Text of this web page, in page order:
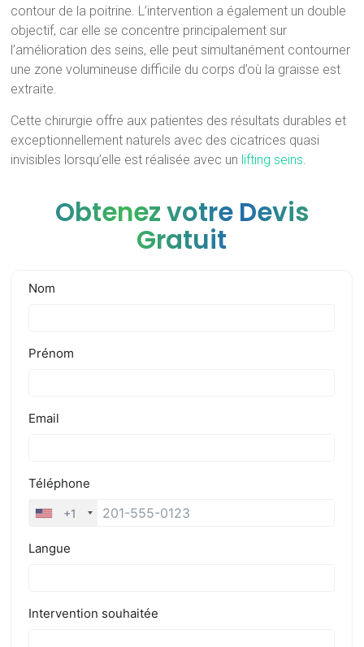
contour de la poitrine. L’intervention a également un double
objectif, car elle se concentre principalement sur
l’amélioration des seins, elle peut simultanément contourner
une zone volumineuse difficile du corps d’où la graisse est
extraite.
Cette chirurgie offre aux patientes des résultats durables et
exceptionnellement naturels avec des cicatrices quasi
invisibles lorsqu’elle est réalisée avec un lifting seins.
Obtenez votre Devis
Gratuit